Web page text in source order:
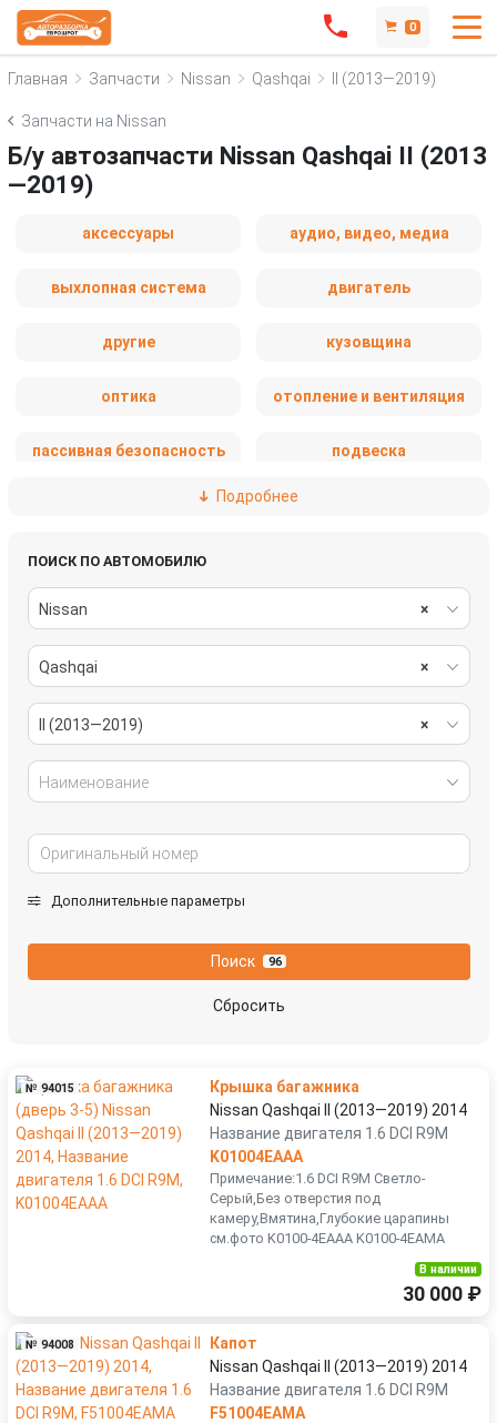
0
Главная Запчасти Nissan Qashqai II (2013—2019)
Запчасти на Nissan
Б/у автозапчасти Nissan Qashqai II (2013
—2019)
аксессуары аудио, видео, медиа
выхлопная система двигатель
другие кузовщина
оптика отопление и вентиляция
пассивная безопасность подвеска
рулевое управление
система охлаждения
стеклоочистители
топливная система
электрика
Подробнее
ПОИСК ПО АВТОМОБИЛЮ
×
Nissan
×
Qashqai
×
II (2013—2019)
Наименование
Дополнительные параметры
Поиск 96
Сбросить
№ 94015
Крышка багажника
Nissan Qashqai II (2013—2019) 2014
Название двигателя 1.6 DCI R9M
K01004EAAA
Примечание:1.6 DCI R9M Светло-
Серый,Без отверстия под
камеру,Вмятина,Глубокие царапины
см.фото K0100-4EAAA K0100-4EAMA
В наличии
30 000 ₽
№ 94008
Капот
Nissan Qashqai II (2013—2019) 2014
Название двигателя 1.6 DCI R9M
F51004EAMA